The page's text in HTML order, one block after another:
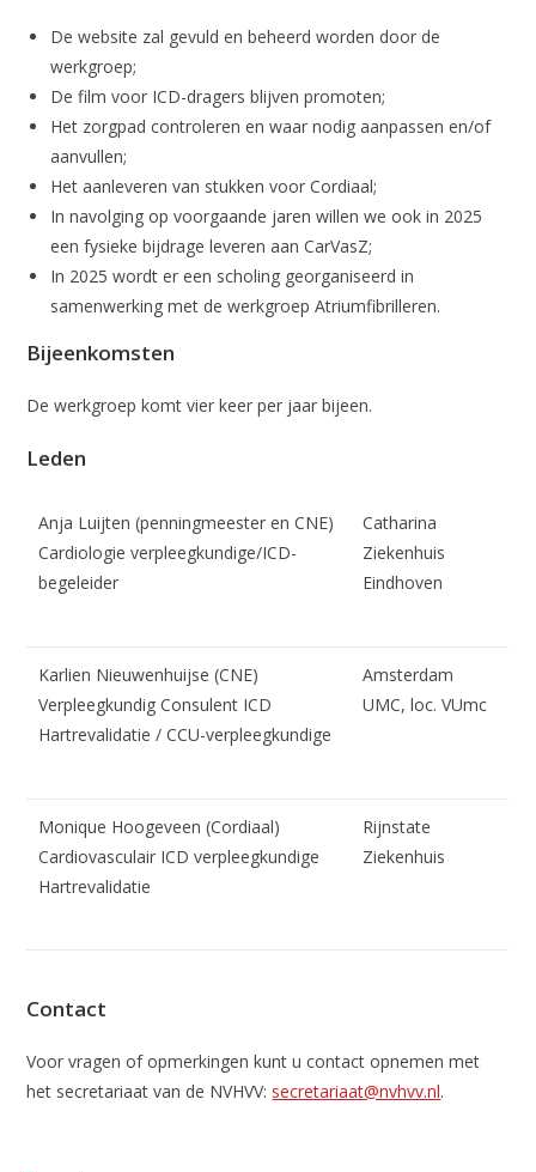
De website zal gevuld en beheerd worden door de
werkgroep;
De film voor ICD-dragers blijven promoten;
Het zorgpad controleren en waar nodig aanpassen en/of
aanvullen;
Het aanleveren van stukken voor Cordiaal;
In navolging op voorgaande jaren willen we ook in 2025
een fysieke bijdrage leveren aan CarVasZ;
In 2025 wordt er een scholing georganiseerd in
samenwerking met de werkgroep Atriumfibrilleren.
Bijeenkomsten
De werkgroep komt vier keer per jaar bijeen.
Leden
Anja Luijten (penningmeester en CNE)
Cardiologie verpleegkundige/ICD-
begeleider
Catharina
Ziekenhuis
Eindhoven
Karlien Nieuwenhuijse (CNE)
Verpleegkundig Consulent ICD
Hartrevalidatie / CCU-verpleegkundige
Amsterdam
UMC, loc. VUmc
Monique Hoogeveen (Cordiaal)
Cardiovasculair ICD verpleegkundige
Hartrevalidatie
Rijnstate
Ziekenhuis
Contact
Voor vragen of opmerkingen kunt u contact opnemen met
het secretariaat van de NVHVV: secretariaat@nvhvv.nl.